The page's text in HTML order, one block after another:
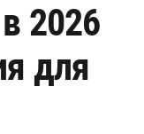
2026
для